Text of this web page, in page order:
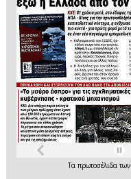
Τα πρωτοσέλιδατων